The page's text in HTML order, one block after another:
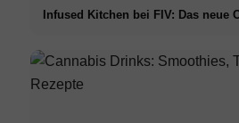
Infused Kitchen bei FIV: Das neue